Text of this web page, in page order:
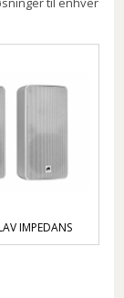
IMPEDANS